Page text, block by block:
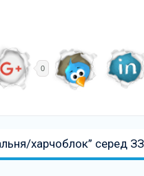
0
харчоблок” серед